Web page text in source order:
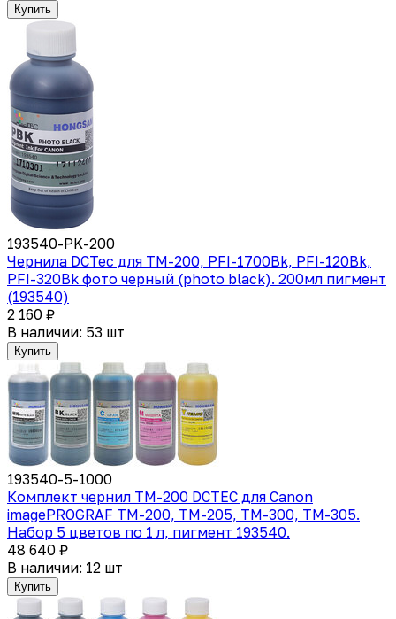
Купить
193540-PK-200
Чернила DCTec для TM-200, PFI-1700Bk, PFI-120Bk,
PFI-320Bk фото черный (photo black). 200мл пигмент
(193540)
2 160 ₽
В наличии: 53 шт
Купить
193540-5-1000
Комплект чернил TM-200 DCTEC для Canon
imagePROGRAF TM-200, TM-205, TM-300, TM-305.
Набор 5 цветов по 1 л, пигмент 193540.
48 640 ₽
В наличии: 12 шт
Купить